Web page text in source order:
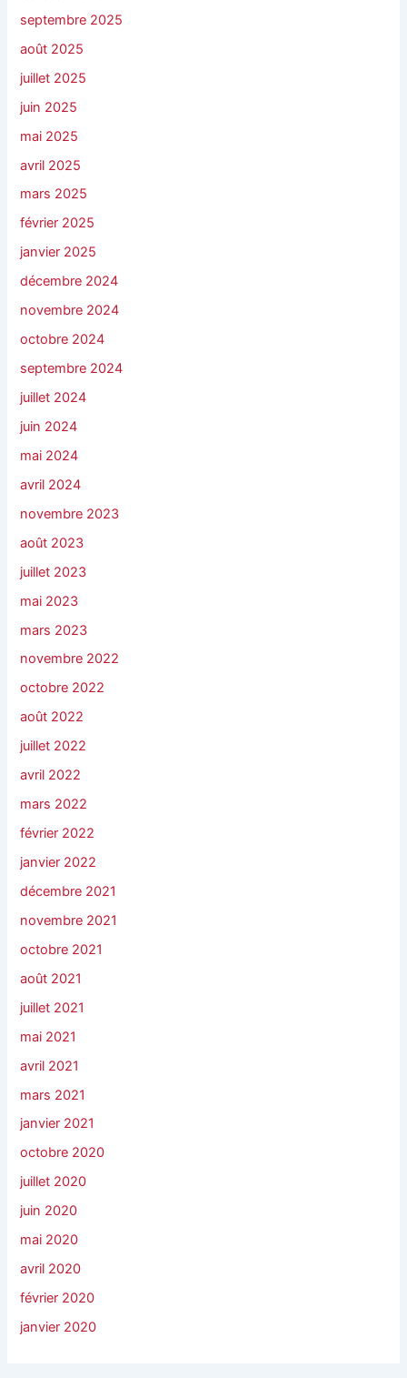
septembre 2025
août 2025
juillet 2025
juin 2025
mai 2025
avril 2025
mars 2025
février 2025
janvier 2025
décembre 2024
novembre 2024
octobre 2024
septembre 2024
juillet 2024
juin 2024
mai 2024
avril 2024
novembre 2023
août 2023
juillet 2023
mai 2023
mars 2023
novembre 2022
octobre 2022
août 2022
juillet 2022
avril 2022
mars 2022
février 2022
janvier 2022
décembre 2021
novembre 2021
octobre 2021
août 2021
juillet 2021
mai 2021
avril 2021
mars 2021
janvier 2021
octobre 2020
juillet 2020
juin 2020
mai 2020
avril 2020
février 2020
janvier 2020